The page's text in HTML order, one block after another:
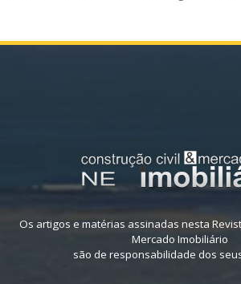
Os artigos e matérias assinadas nesta
Mercado Imobiliário
são de responsabilidade dos